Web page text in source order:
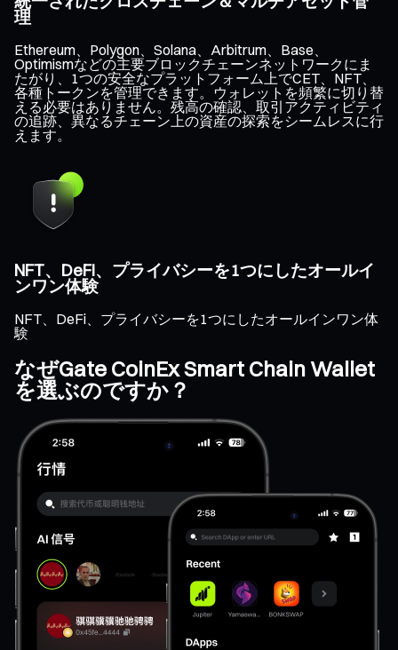
理
Ethereum、Polygon、Solana、Arbitrum、Base、
Optimismなどの主要ブロックチェーンネットワークにま
たがり、1つの安全なプラットフォーム上でCET、NFT、
各種トークンを管理できます。ウォレットを頻繁に切り替
える必要はありません。残高の確認、取引アクティビティ
の追跡、異なるチェーン上の資産の探索をシームレスに行
えます。
NFT、DeFi、プライバシーを1つにしたオールイ
ンワン体験
NFT、DeFi、プライバシーを1つにしたオールインワン体
験
なぜGate CoinEx Smart Chain Wallet
を選ぶのですか？